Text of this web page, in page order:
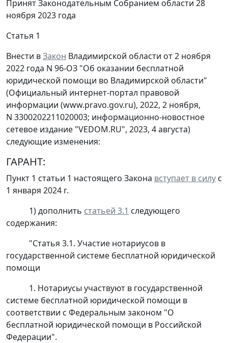
Принят Законодательным Собранием области 28
ноября 2023 года
Статья 1
Внести вЗакон Владимирской области от 2 ноября
2022 года N 96-ОЗ "Об оказании бесплатной
юридической помощи во Владимирской области"
(Официальный интернет-портал правовой
информации (www.pravo.gov.ru), 2022, 2 ноября,
N 3300202211020003; информационно-новостное
сетевое издание "VEDOM.RU", 2023, 4 августа)
следующие изменения:
ГАРАНТ:
Пункт 1 статьи 1 настоящего Закона вступает в силу с
1 января 2024 г.
1) дополнить статьей 3.1 следующего
содержания:
"Статья 3.1. Участие нотариусов в
государственной системе бесплатной юридической
помощи
1. Нотариусы участвуют в государственной
системе бесплатной юридической помощи в
соответствии с Федеральным законом "О
бесплатной юридической помощи в Российской
Федерации".